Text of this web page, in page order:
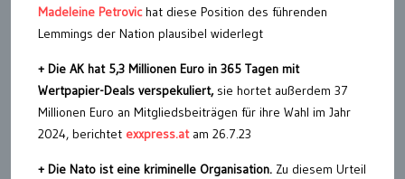
Madeleine Petrovichat diese Position des führenden
Lemmings der Nation plausibel widerlegt
+ Die AK hat 5,3 Millionen Euro in 365 Tagen mit
Wertpapier-Deals verspekuliert,sie hortet außerdem 37
Millionen Euro an Mitgliedsbeiträgen für ihre Wahl im Jahr
2024, berichtet exxpress.atam 26.7.23
+ Die Nato ist eine kriminelle Organisation. Zu diesem Urteil